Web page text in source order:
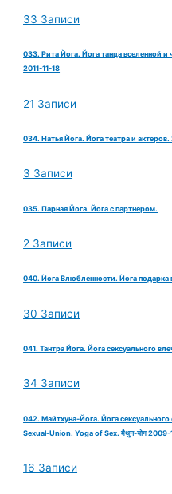
33 Записи
033. Рита Йога. Йога танца вселенной
2011-11-18
21 Записи
034. Натья Йога. Йога театра и
3 Записи
035. Парная Йога. Йога с партнером.
2 Записи
040. Йога Влюбленности. Йога подарка
30 Записи
041. Тантра Йога. Йога сексуального
34 Записи
042. Майтхуна-Йога. Йога
Sexual-Union. Yoga of Sex. मैथुन-योग 2009-
16 Записи